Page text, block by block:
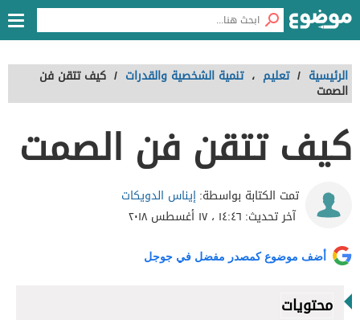
الرئيسية / تعليم ، تنمية الشخصية والقدرات / كيف تتقن فن
الصمت
كيف تتقن فن الصمت
تمت الكتابة بواسطة:إيناس الدويكات
آخر تحديث: ١٤:٤٦ ، ١٧ أغسطس ٢٠١٨
أضف موضوع كمصدر مفضل في جوجل
محتويات